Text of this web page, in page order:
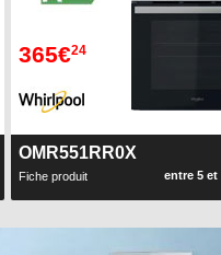
365€24
OMR551RR0X
Fiche produit entre 5 et